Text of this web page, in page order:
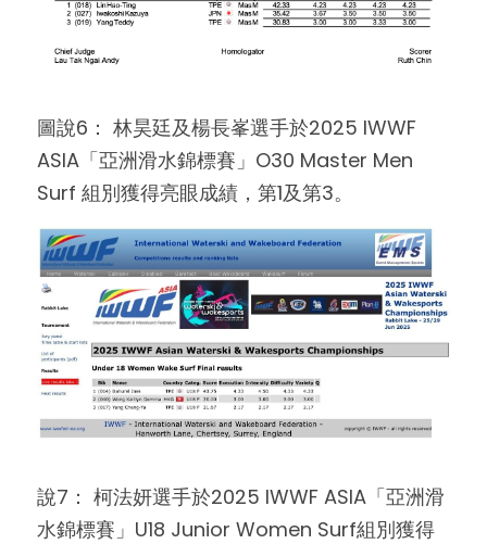
圖說6： 林昊廷及楊長峯選手於2025 IWWF
ASIA「亞洲滑水錦標賽」O30 Master Men
Surf 組別獲得亮眼成績，第1及第3。
說7： 柯法妍選手於2025 IWWF ASIA「亞洲滑
水錦標賽」U18 Junior Women Surf組別獲得